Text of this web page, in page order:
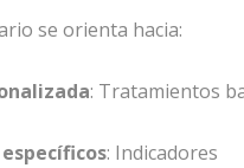
se orienta hacia:
: Tratamientos
: Indicadores